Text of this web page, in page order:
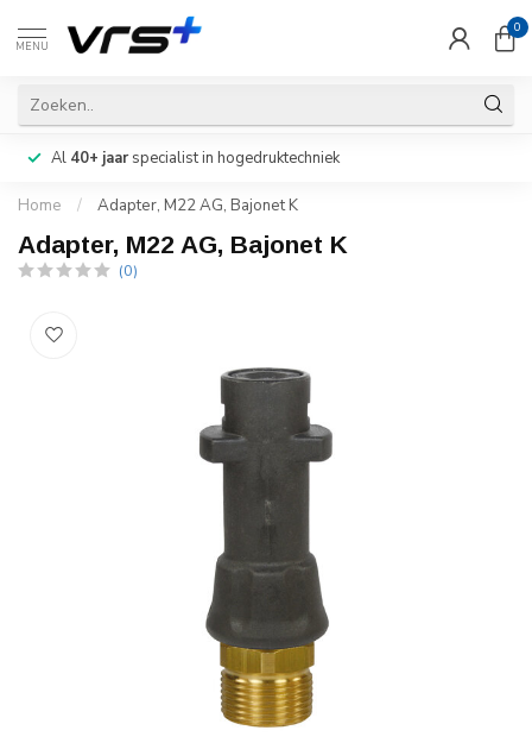
MENU
0
Al 40+ jaarspecialist in hogedruktechniek
Home / Adapter, M22 AG, Bajonet K
Adapter, M22 AG, Bajonet K
(0)